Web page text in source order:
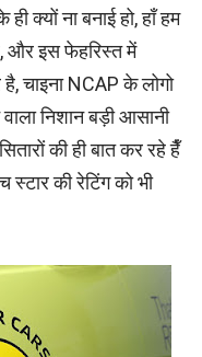
क्यों ना बनाई हो, हाँ हम
और इस फेहरिस्त में
चाइना NCAP के लोगो
निशान बड़ी आसानी
की ही बात कर रहे हैँ
स्टार की रेटिंग को भी